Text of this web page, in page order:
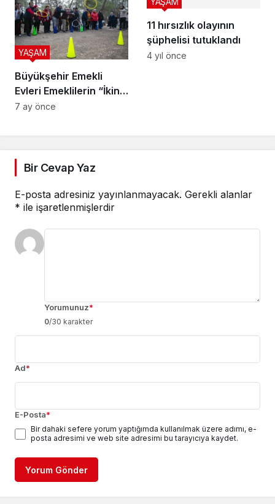
Büyükşehir Emekli
Evleri Emeklilerin “İkinci
Adresi” Oldu: 2026’da
YAŞAM
7 ay önce
11 hırsızlık olayının
şüphelisi tutuklandı
4 yıl önce
Bir Cevap Yaz
E-posta adresiniz yayınlanmayacak. Gerekli alanlar
* ile işaretlenmişlerdir
Yorumunuz*
0/30 karakter
Ad*
E-Posta*
Bir dahaki sefere yorum yaptığımda kullanılmak üzere adımı, e-
posta adresimi ve web site adresimi bu tarayıcıya kaydet.
Yorum Gönder